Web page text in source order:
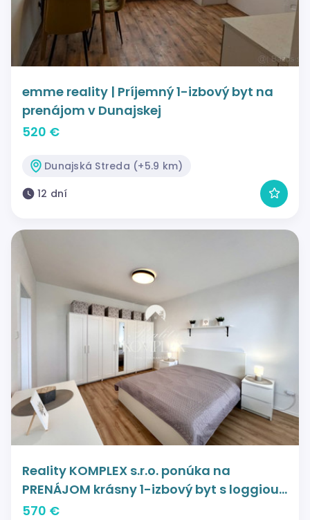
emme reality | Príjemný 1-izbový byt na
prenájom v Dunajskej
520 €
Dunajská Streda (+5.9 km)
12 dní
Reality KOMPLEX s.r.o. ponúka na
PRENÁJOM krásny 1-izbový byt s loggiou
v Dunajskej Strede na Neratovickom
570 €